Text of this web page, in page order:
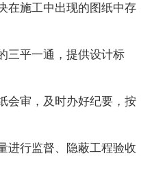
在施工中出现的图纸中存
三平一通，提供设计标
会审，及时办好纪要，按
进行监督、隐蔽工程验收